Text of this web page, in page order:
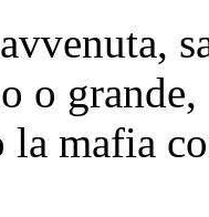
o
la mafia